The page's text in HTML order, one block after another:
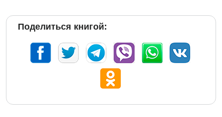
Поделиться книгой: